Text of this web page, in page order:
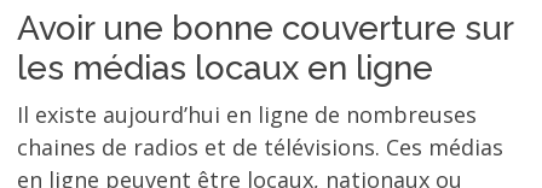
Avoir une bonne couverture sur
les médias locaux en ligne
Il existe aujourd’hui en ligne de nombreuses
chaines de radios et de télévisions. Ces médias
en ligne peuvent être locaux, nationaux ou